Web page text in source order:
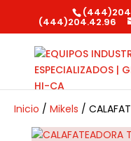
(444)204.42.96
Inicio / Mikels /